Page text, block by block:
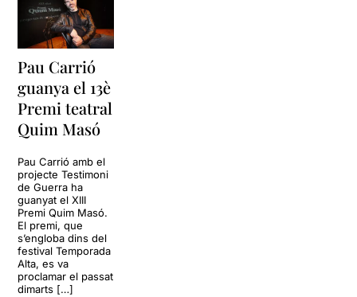
Pau Carrió
guanya el 13è
Premi teatral
Quim Masó
Pau Carrió amb el
projecte Testimoni
de Guerra ha
guanyat el XIII
Premi Quim Masó.
El premi, que
s’engloba dins del
festival Temporada
Alta, es va
proclamar el passat
dimarts […]